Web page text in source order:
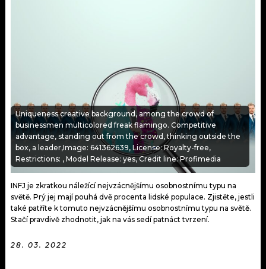
MIX
OSTATNÍ
Uniqueness creative background, among the crowd of
businessmen multicolored freak flamingo. Competitive
advantage, standing out from the crowd, thinking outside the
box, a leader,Image: 641362639, License: Royalty-free,
Restrictions: , Model Release: yes, Credit line: Profimedia
INFJ je zkratkou náležící nejvzácnějšímu osobnostnímu typu na
světě. Prý jej mají pouhá dvě procenta lidské populace. Zjistěte, jestli
také patříte k tomuto nejvzácnějšímu osobnostnímu typu na světě.
Stačí pravdivě zhodnotit, jak na vás sedí patnáct tvrzení.
28. 03. 2022